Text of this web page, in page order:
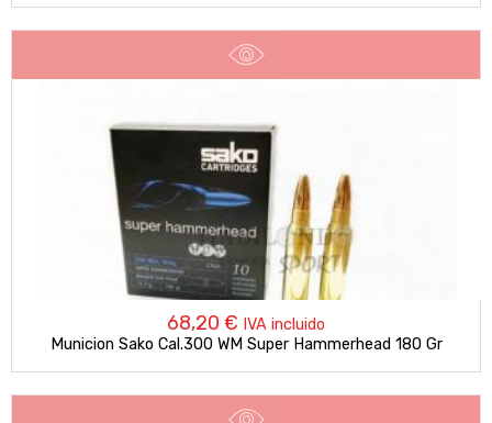
68,20 € IVA incluido
Municion Sako Cal.300 WM Super Hammerhead 180 Gr